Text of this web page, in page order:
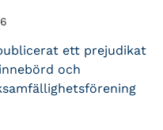
ett prejudikat
och